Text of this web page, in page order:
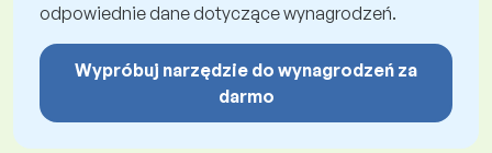
odpowiednie dane dotyczące wynagrodzeń.
Wypróbuj narzędzie do wynagrodzeń za
darmo